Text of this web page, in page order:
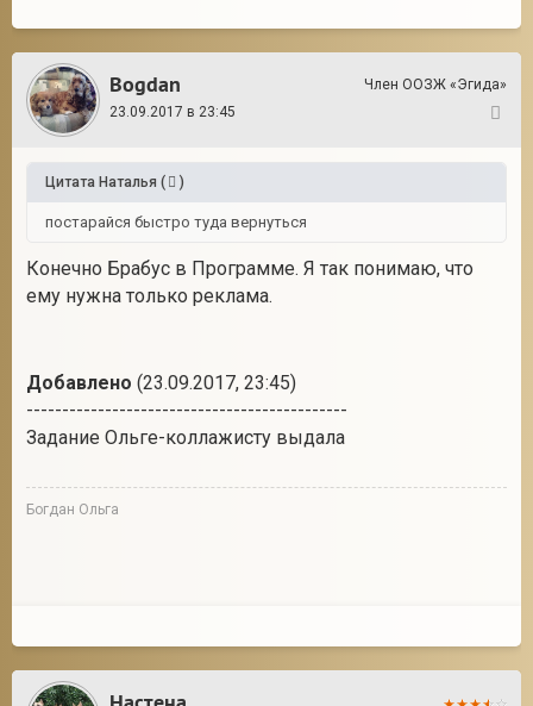
Bogdan
Член ООЗЖ «Эгида»
23.09.2017 в 23:45
Цитата Наталья ( )
постарайся быстро туда вернуться
Конечно Брабус в Программе. Я так понимаю, что
ему нужна только реклама.
Добавлено (23.09.2017, 23:45)
---------------------------------------------
Задание Ольге-коллажисту выдала
Богдан Ольга